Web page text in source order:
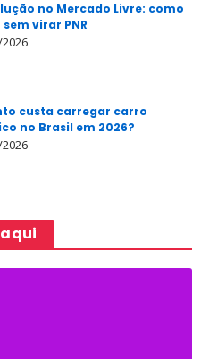
no Mercado Livre: como
virar PNR
custa carregar carro
no Brasil em 2026?